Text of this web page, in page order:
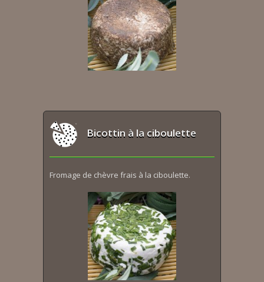
Bicottin à la ciboulette
Fromage de chèvre frais à la ciboulette.